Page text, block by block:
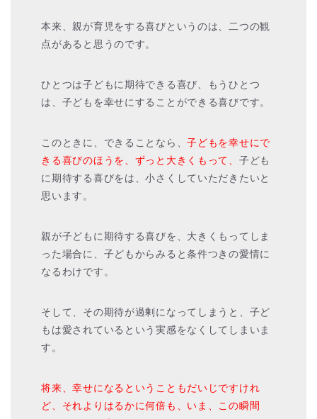
本来、親が育児をする喜びというのは、二つの観
点があると思うのです。
ひとつは子どもに期待できる喜び、もうひとつ
は、子どもを幸せにすることができる喜びです。
このときに、できることなら、子どもを幸せにで
きる喜びのほうを、ずっと大きくもって、 子ども
に期待する喜びをは、小さくしていただきたいと
思います。
親が子どもに期待する喜びを、大きくもってしま
った場合に、子どもからみると条件つきの愛情に
なるわけです。
そして、その期待が過剰になってしまうと、子ど
もは愛されているという実感をなくしてしまいま
す。
将来、幸せになるということもだいじですけれ
ど、それよりはるかに何倍も、いま、この瞬間